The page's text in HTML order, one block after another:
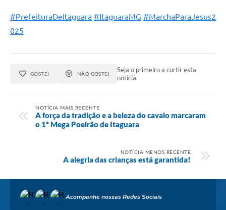
#PrefeituraDeItaguara #ItaguaraMG #MarchaParaJesus2
025
GOSTEI NÃO GOSTEI
Seja o primeiro a curtir esta
notícia.
NOTÍCIA MAIS RECENTE
A força da tradição e a beleza do cavalo marcaram
o 1º Mega Poeirão de Itaguara
NOTÍCIA MENOS RECENTE
A alegria das crianças está garantida!
Acompanhe nossas Redes Sociais